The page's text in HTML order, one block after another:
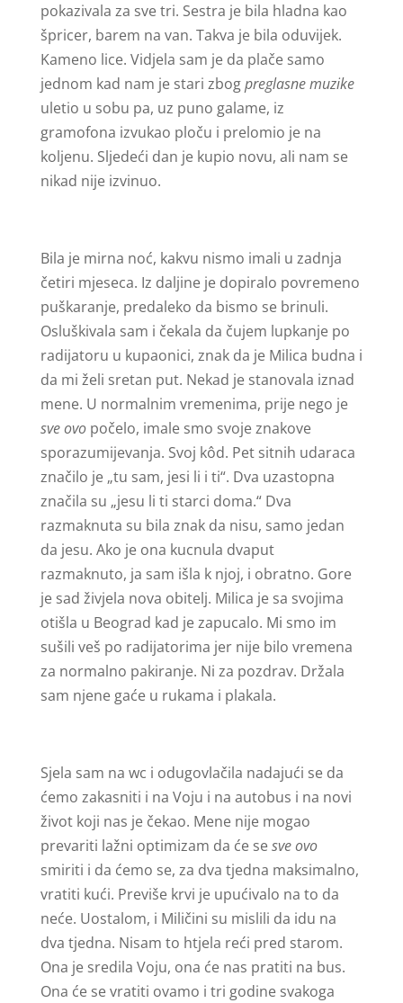
pokazivala za sve tri. Sestra je bila hladna kao
špricer, barem na van. Takva je bila oduvijek.
Kameno lice. Vidjela sam je da plače samo
jednom kad nam je stari zbogpreglasne muzike
uletio u sobu pa, uz puno galame, iz
gramofona izvukao ploču i prelomio je na
koljenu. Sljedeći dan je kupio novu, ali nam se
nikad nije izvinuo.
Bila je mirna noć, kakvu nismo imali u zadnja
četiri mjeseca. Iz daljine je dopiralo povremeno
puškaranje, predaleko da bismo se brinuli.
Osluškivala sam i čekala da čujem lupkanje po
radijatoru u kupaonici, znak da je Milica budna i
da mi želi sretan put. Nekad je stanovala iznad
mene. U normalnim vremenima, prije nego je
sve ovopočelo, imale smo svoje znakove
sporazumijevanja. Svoj kôd. Pet sitnih udaraca
značilo je „tu sam, jesi li i ti“. Dva uzastopna
značila su „jesu li ti starci doma.“ Dva
razmaknuta su bila znak da nisu, samo jedan
da jesu. Ako je ona kucnula dvaput
razmaknuto, ja sam išla k njoj, i obratno. Gore
je sad živjela nova obitelj. Milica je sa svojima
otišla u Beograd kad je zapucalo. Mi smo im
sušili veš po radijatorima jer nije bilo vremena
za normalno pakiranje. Ni za pozdrav. Držala
sam njene gaće u rukama i plakala.
Sjela sam na wc i odugovlačila nadajući se da
ćemo zakasniti i na Voju i na autobus i na novi
život koji nas je čekao. Mene nije mogao
prevariti lažni optimizam da će sesve ovo
smiriti i da ćemo se, za dva tjedna maksimalno,
vratiti kući. Previše krvi je upućivalo na to da
neće. Uostalom, i Miličini su mislili da idu na
dva tjedna. Nisam to htjela reći pred starom.
Ona je sredila Voju, ona će nas pratiti na bus.
Ona će se vratiti ovamo i tri godine svakoga